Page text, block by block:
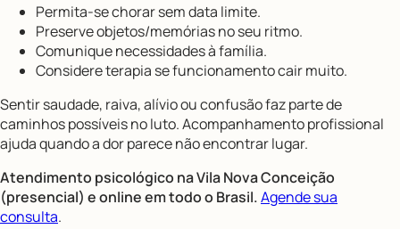
Permita-se chorar sem data limite.
Preserve objetos/memórias no seu ritmo.
Comunique necessidades à família.
Considere terapia se funcionamento cair muito.
Sentir saudade, raiva, alívio ou confusão faz parte de
caminhos possíveis no luto. Acompanhamento profissional
ajuda quando a dor parece não encontrar lugar.
Atendimento psicológico na Vila Nova Conceição
(presencial) e online em todo o Brasil.Agende sua
consulta.